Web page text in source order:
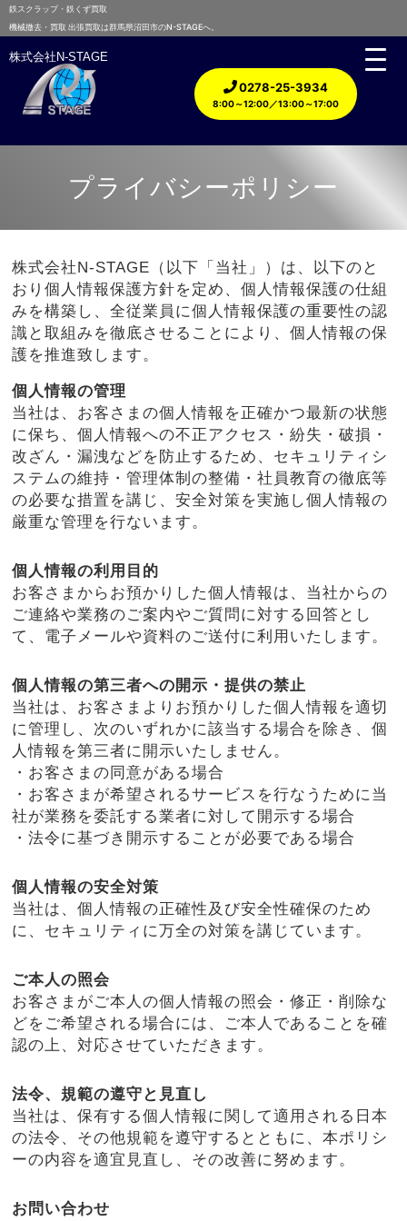
鉄スクラップ・鉄くず買取
機械撤去・買取 出張買取は群馬県沼田市のN-STAGEへ。
株式会社N-STAGE
0278-25-3934
8:00～12:00／13:00～17:00
プライバシーポリシー
株式会社N-STAGE（以下「当社」）は、以下のと
おり個人情報保護方針を定め、個人情報保護の仕組
みを構築し、全従業員に個人情報保護の重要性の認
識と取組みを徹底させることにより、個人情報の保
護を推進致します。
個人情報の管理
当社は、お客さまの個人情報を正確かつ最新の状態
に保ち、個人情報への不正アクセス・紛失・破損・
改ざん・漏洩などを防止するため、セキュリティシ
ステムの維持・管理体制の整備・社員教育の徹底等
の必要な措置を講じ、安全対策を実施し個人情報の
厳重な管理を行ないます。
個人情報の利用目的
お客さまからお預かりした個人情報は、当社からの
ご連絡や業務のご案内やご質問に対する回答とし
て、電子メールや資料のご送付に利用いたします。
個人情報の第三者への開示・提供の禁止
当社は、お客さまよりお預かりした個人情報を適切
に管理し、次のいずれかに該当する場合を除き、個
人情報を第三者に開示いたしません。
・お客さまの同意がある場合
・お客さまが希望されるサービスを行なうために当
社が業務を委託する業者に対して開示する場合
・法令に基づき開示することが必要である場合
個人情報の安全対策
当社は、個人情報の正確性及び安全性確保のため
に、セキュリティに万全の対策を講じています。
ご本人の照会
お客さまがご本人の個人情報の照会・修正・削除な
どをご希望される場合には、ご本人であることを確
認の上、対応させていただきます。
法令、規範の遵守と見直し
当社は、保有する個人情報に関して適用される日本
の法令、その他規範を遵守するとともに、本ポリシ
ーの内容を適宜見直し、その改善に努めます。
お問い合わせ